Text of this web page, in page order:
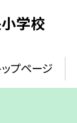
学校
ップページ